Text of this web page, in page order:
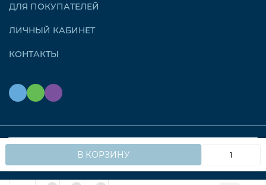
В КОРЗИНУ
ДЛЯ ПОКУПАТЕЛЕЙ
ЛИЧНЫЙ КАБИНЕТ
КОНТАКТЫ
быстрее для вас.